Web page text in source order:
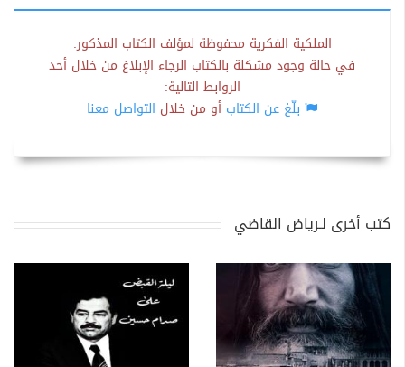
الملكية الفكرية محفوظة لمؤلف الكتاب المذكور.
في حالة وجود مشكلة بالكتاب الرجاء الإبلاغ من خلال أحد
الروابط التالية:
بلّغ عن الكتاب أو من خلال التواصل معنا
كتب أخرى لـرياض القاضي